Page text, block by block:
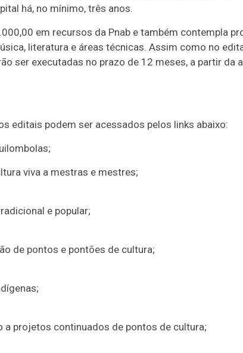
há, no mínimo, três anos.
em recursos da Pnab e também contempla
literatura e áreas técnicas. Assim como no
ser executadas no prazo de 12 meses, a partir da
editais podem ser acessados pelos links abaixo:
viva a mestras e mestres;
e popular;
de pontos e pontões de cultura;
a projetos continuados de pontos de cultura;